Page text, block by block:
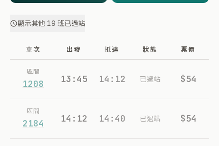
顯示其他 19 班已過站
車次 出發 抵達 狀態 票價
區間
1208 13:45 14:12 已過站 $54
區間
2184 14:12 14:40 已過站 $54